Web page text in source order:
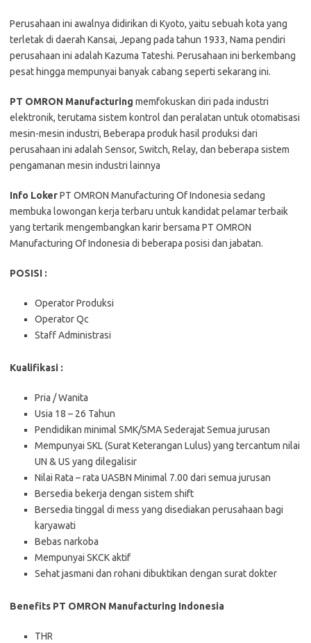
Perusahaan ini awalnya didirikan di Kyoto, yaitu sebuah kota yang
terletak di daerah Kansai, Jepang pada tahun 1933, Nama pendiri
perusahaan ini adalah Kazuma Tateshi. Perusahaan ini berkembang
pesat hingga mempunyai banyak cabang seperti sekarang ini.
PT OMRON Manufacturing memfokuskan diri pada industri
elektronik, terutama sistem kontrol dan peralatan untuk otomatisasi
mesin-mesin industri, Beberapa produk hasil produksi dari
perusahaan ini adalah Sensor, Switch, Relay, dan beberapa sistem
pengamanan mesin industri lainnya
Info LokerPT OMRON Manufacturing Of Indonesia sedang
membuka lowongan kerja terbaru untuk kandidat pelamar terbaik
yang tertarik mengembangkan karir bersama PT OMRON
Manufacturing Of Indonesia di beberapa posisi dan jabatan.
POSISI :
Operator Produksi
Operator Qc
Staff Administrasi
Kualifikasi :
Pria / Wanita
Usia 18 – 26 Tahun
Pendidikan minimal SMK/SMA Sederajat Semua jurusan
Mempunyai SKL (Surat Keterangan Lulus) yang tercantum nilai
UN & US yang dilegalisir
Nilai Rata – rata UASBN Minimal 7.00 dari semua jurusan
Bersedia bekerja dengan sistem shift
Bersedia tinggal di mess yang disediakan perusahaan bagi
karyawati
Bebas narkoba
Mempunyai SKCK aktif
Sehat jasmani dan rohani dibuktikan dengan surat dokter
Benefits PT OMRON Manufacturing Indonesia
THR